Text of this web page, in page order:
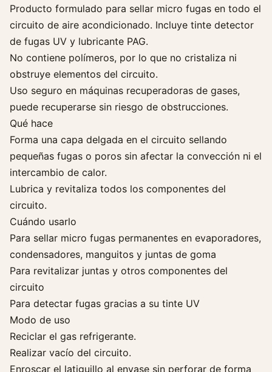
A
c
o
d
i
c
i
o
n
a
d
T
r
a
t
a
u
t
o
a
n
t
Producto formulado para sellar micro fugas en todo el
circuito de aire acondicionado. Incluye tinte detector
de fugas UV y lubricante PAG.
No contiene polímeros, por lo que no cristaliza ni
obstruye elementos del circuito.
Uso seguro en máquinas recuperadoras de gases,
puede recuperarse sin riesgo de obstrucciones.
Qué hace
Forma una capa delgada en el circuito sellando
pequeñas fugas o poros sin afectar la convección ni el
intercambio de calor.
Lubrica y revitaliza todos los componentes del
circuito.
Cuándo usarlo
Para sellar micro fugas permanentes en evaporadores,
condensadores, manguitos y juntas de goma
Para revitalizar juntas y otros componentes del
circuito
Para detectar fugas gracias a su tinte UV
Modo de uso
Reciclar el gas refrigerante.
Realizar vacío del circuito.
Enroscar el latiguillo al envase sin perforar de forma